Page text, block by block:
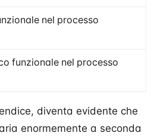
nel processo
funzionale nel processo
diventa evidente che
enormemente a seconda